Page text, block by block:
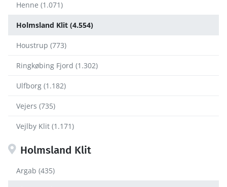
Henne (1.071)
Holmsland Klit (4.554)
Houstrup (773)
Ringkøbing Fjord (1.302)
Ulfborg (1.182)
Vejers (735)
Vejlby Klit (1.171)
Holmsland Klit
Argab (435)